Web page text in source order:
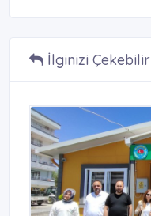
İlginizi Çekebilir